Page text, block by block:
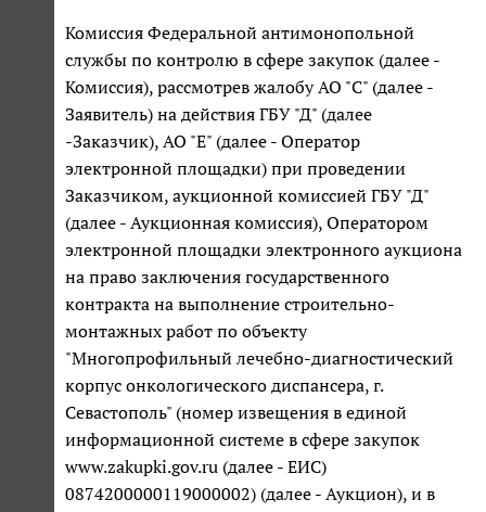
Комиссия Федеральной антимонопольной
службы по контролю в сфере закупок (далее -
Комиссия), рассмотрев жалобу АО "С" (далее -
Заявитель) на действия ГБУ "Д" (далее
-Заказчик), АО "Е" (далее - Оператор
электронной площадки) при проведении
Заказчиком, аукционной комиссией ГБУ "Д"
(далее - Аукционная комиссия), Оператором
электронной площадки электронного аукциона
на право заключения государственного
контракта на выполнение строительно-
монтажных работ по объекту
"Многопрофильный лечебно-диагностический
корпус онкологического диспансера, г.
Севастополь" (номер извещения в единой
информационной системе в сфере закупок
www.zakupki.gov.ru (далее - ЕИС)
0874200000119000002) (далее - Аукцион), и в